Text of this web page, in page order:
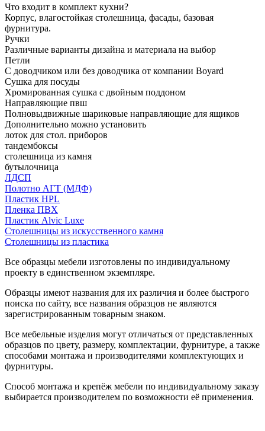
Что входит в комплект кухни?
Корпус, влагостойкая столешница, фасады, базовая
фурнитура.
Ручки
Различные варианты дизайна и материала на выбор
Петли
С доводчиком или без доводчика от компании Boyard
Сушка для посуды
Хромированная сушка с двойным поддоном
Направляющие пвш
Полновыдвижные шариковые направляющие для ящиков
Дополнительно можно установить
лоток для стол. приборов
тандембоксы
столешница из камня
бутылочница
ЛДСП
Полотно АГТ (МДФ)
Пластик HPL
Пленка ПВХ
Пластик Alvic Luxe
Столешницы из искусственного камня
Столешницы из пластика
Все образцы мебели изготовлены по индивидуальному
проекту в единственном экземпляре.
Образцы имеют названия для их различия и более быстрого
поиска по сайту, все названия образцов не являются
зарегистрированным товарным знаком.
Все мебельные изделия могут отличаться от представленных
образцов по цвету, размеру, комплектации, фурнитуре, а также
способами монтажа и производителями комплектующих и
фурнитуры.
Способ монтажа и крепёж мебели по индивидуальному заказу
выбирается производителем по возможности её применения.